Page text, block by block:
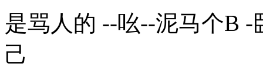
是骂人的 --吆--泥马个B
己